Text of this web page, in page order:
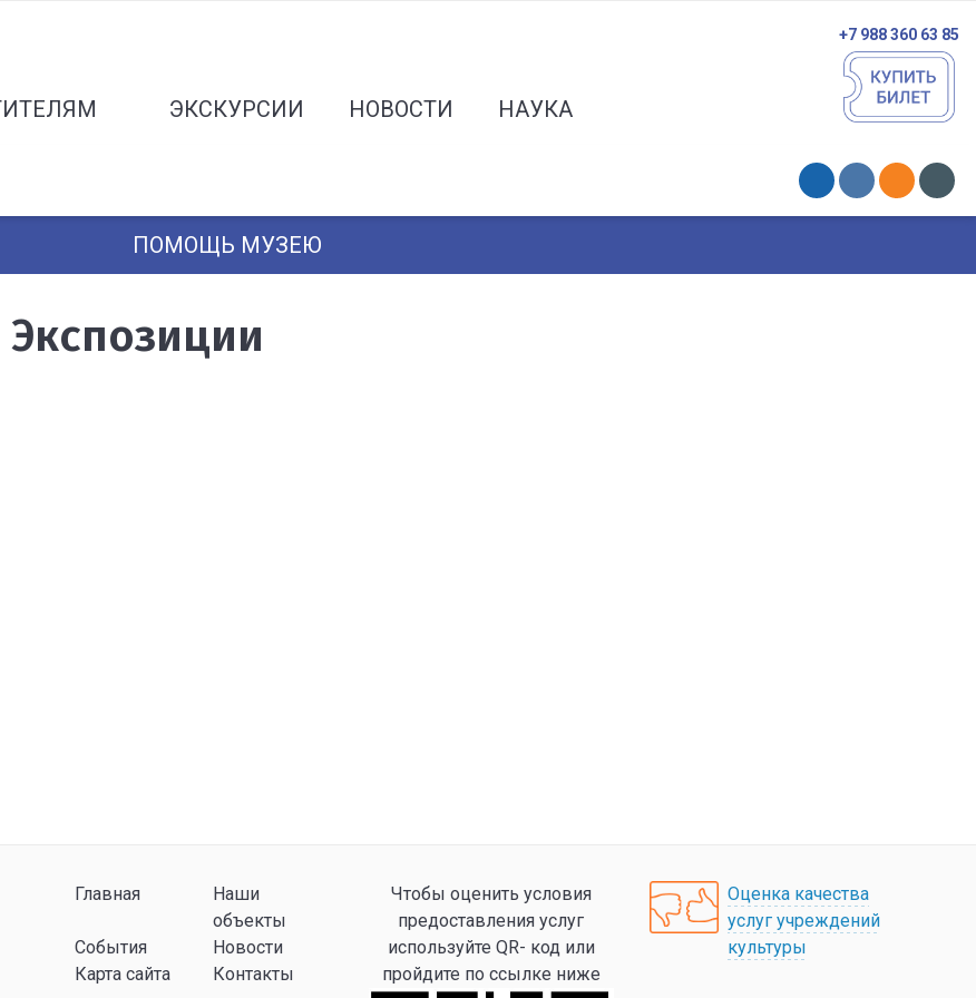
ЭКСКУРСИИ НОВОСТИ НАУКА
+7 988 360 63 85
ПОМОЩЬ МУЗЕЮ
Экспозиции
Главная
Наши
объекты
События
Новости
Карта сайта
Контакты
Чтобы оценить условия
предоставления услуг
используйте QR- код или
пройдите по ссылке ниже
Оценка качества
услуг учреждений
культуры